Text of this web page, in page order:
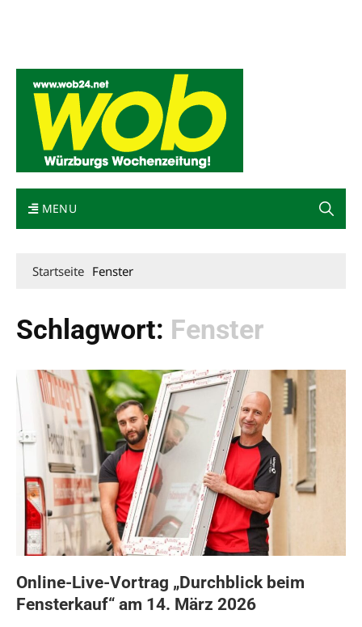
MENU
Startseite Fenster
Schlagwort: Fenster
Online-Live-Vortrag „Durchblick beim
Fensterkauf“ am 14. März 2026